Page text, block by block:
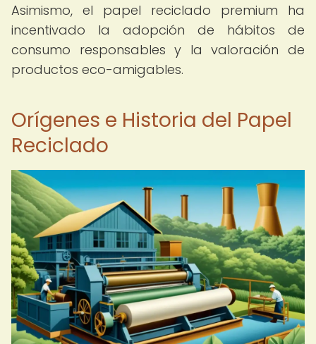
Asimismo, el papel reciclado premium ha
incentivado la adopción de hábitos de
consumo responsables y la valoración de
productos eco-amigables.
Orígenes e Historia del Papel
Reciclado